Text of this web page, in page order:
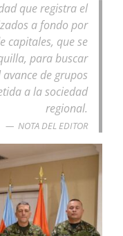
que registra el
a fondo por
capitales, que se
para buscar
de grupos
a la sociedad
regional.
NOTA DEL EDITOR